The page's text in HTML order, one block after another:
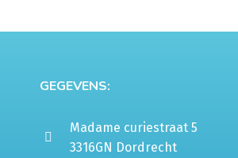
GEGEVENS:
Madame curiestraat 5
3316GN Dordrecht